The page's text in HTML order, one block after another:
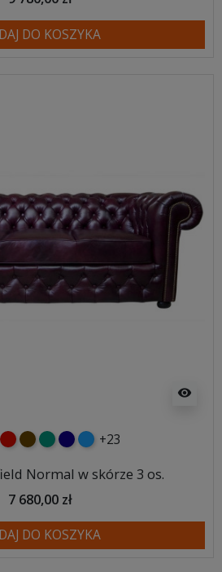
DO KOSZYKA
visibility
czerwony
czekoladowy
turkusowy
granatowy
niebieski
+23
Normal w skórze 3 os.
7 680,00 zł
DO KOSZYKA